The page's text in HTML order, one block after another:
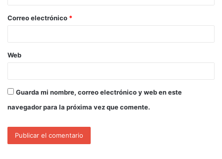
Correo electrónico *
Web
Guarda mi nombre, correo electrónico y web en este
navegador para la próxima vez que comente.